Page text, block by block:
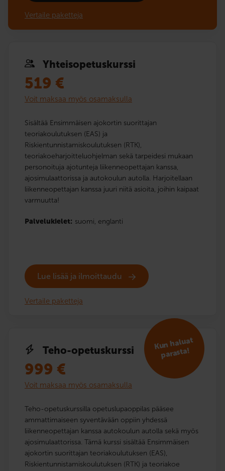
Vertaile paketteja
Yhteis­opetuskurssi
519 €
Voit maksaa myös osamaksulla
Sisältää Ensimmäisen ajokortin suorittajan
teoriakoulutuksen (EAS) ja
Riskientunnistamiskoulutuksen (RTK),
teoriakoeharjoitteluohjelman sekä tarpeidesi mukaan
personoituja ajotunteja liikenneopettajan kanssa,
ajosimulaattorissa ja autokoulun autolla. Harjoitellaan
liikenneopettajan kanssa juuri niitä asioita, joihin kaipaat
varmuutta!
Palvelukielet: suomi, englanti
Lue lisää ja ilmoittaudu
Vertaile paketteja
Teho-opetuskurssi Kun haluat
parasta!
999 €
Voit maksaa myös osamaksulla
Teho-opetuskurssilla opetuslupaoppilas pääsee
ammattimaiseen syventävään oppiin yhdessä
liikenneopettajan kanssa autokoulun autolla sekä myös
ajosimulaattorissa. Tämä kurssi sisältää Ensimmäisen
ajokortin suorittajan teoriakoulutuksen (EAS),
Riskientunnistamiskoulutuksen (RTK) ja teoriakoe